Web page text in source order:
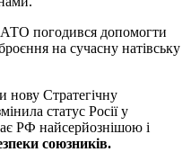
погодився допомогти
на сучасну натівську
нову Стратегічну
статус Росії у
РФ найсерйознішою і
союзників.